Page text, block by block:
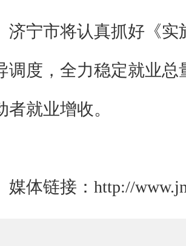
济宁市将认真抓好《
调度，全力稳定就业
者就业增收。
媒体链接： http://